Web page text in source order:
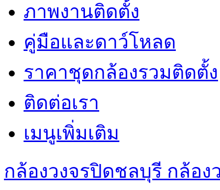
ภาพงานติดตั้ง
คู่มือและดาว์โหลด
ราคาชุดกล้องรวมติดตั้ง
ติดต่อเรา
เมนูเพิ่มเติม
กล้องวงจรปิดชลบุรี กล้อ